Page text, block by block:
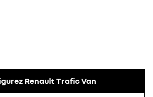
Renault Trafic Van